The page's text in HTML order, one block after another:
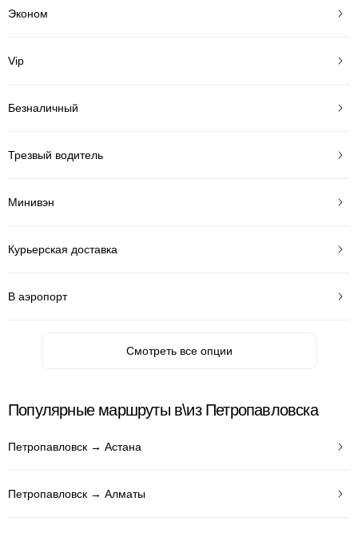
Эконом
Vip
Безналичный
Трезвый водитель
Минивэн
Курьерская доставка
В аэропорт
Смотреть все опции
Популярные маршруты в\из Петропавловска
Петропавловск → Астана
Петропавловск → Алматы